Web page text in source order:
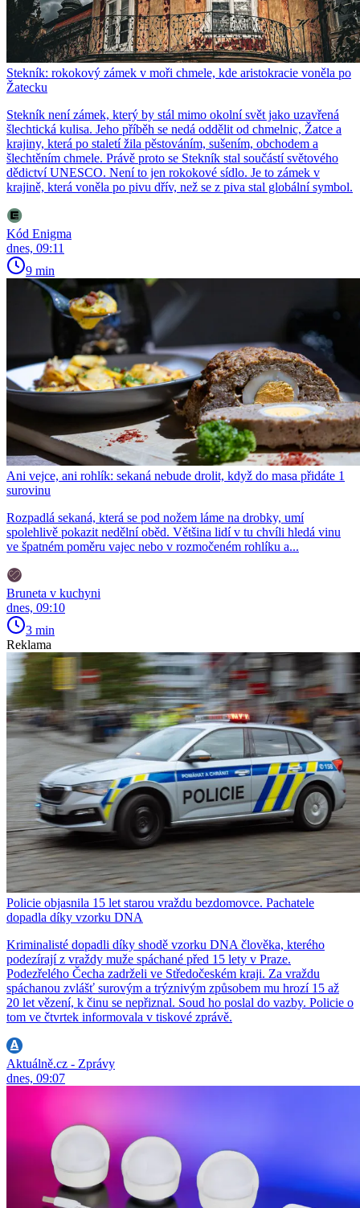
Stekník: rokokový zámek v moři chmele, kde aristokracie voněla po
Žatecku
Stekník není zámek, který by stál mimo okolní svět jako uzavřená
šlechtická kulisa. Jeho příběh se nedá oddělit od chmelnic, Žatce a
krajiny, která po staletí žila pěstováním, sušením, obchodem a
šlechtěním chmele. Právě proto se Stekník stal součástí světového
dědictví UNESCO. Není to jen rokokové sídlo. Je to zámek v
krajině, která voněla po pivu dřív, než se z piva stal globální symbol.
Kód Enigma
dnes, 09:11
9 min
Ani vejce, ani rohlík: sekaná nebude drolit, když do masa přidáte 1
surovinu
Rozpadlá sekaná, která se pod nožem láme na drobky, umí
spolehlivě pokazit nedělní oběd. Většina lidí v tu chvíli hledá vinu
ve špatném poměru vajec nebo v rozmočeném rohlíku a...
Bruneta v kuchyni
dnes, 09:10
3 min
Reklama
Policie objasnila 15 let starou vraždu bezdomovce. Pachatele
dopadla díky vzorku DNA
Kriminalisté dopadli díky shodě vzorku DNA člověka, kterého
podezírají z vraždy muže spáchané před 15 lety v Praze.
Podezřelého Čecha zadrželi ve Středočeském kraji. Za vraždu
spáchanou zvlášť surovým a trýznivým způsobem mu hrozí 15 až
20 let vězení, k činu se nepřiznal. Soud ho poslal do vazby. Policie o
tom ve čtvrtek informovala v tiskové zprávě.
Aktuálně.cz - Zprávy
dnes, 09:07